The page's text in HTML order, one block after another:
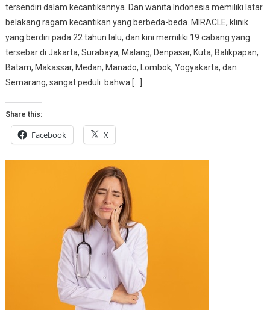
tersendiri dalam kecantikannya. Dan wanita Indonesia memiliki latar
belakang ragam kecantikan yang berbeda-beda. MIRACLE, klinik
yang berdiri pada 22 tahun lalu, dan kini memiliki 19 cabang yang
tersebar di Jakarta, Surabaya, Malang, Denpasar, Kuta, Balikpapan,
Batam, Makassar, Medan, Manado, Lombok, Yogyakarta, dan
Semarang, sangat peduli bahwa […]
Share this:
Facebook X